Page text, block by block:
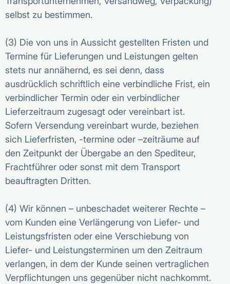
selbst zu bestimmen.
(3) Die von uns in Aussicht gestellten Fristen und
Termine für Lieferungen und Leistungen gelten
stets nur annähernd, es sei denn, dass
ausdrücklich schriftlich eine verbindliche Frist, ein
verbindlicher Termin oder ein verbindlicher
Lieferzeitraum zugesagt oder vereinbart ist.
Sofern Versendung vereinbart wurde, beziehen
sich Lieferfristen, -termine oder –zeiträume auf
den Zeitpunkt der Übergabe an den Spediteur,
Frachtführer oder sonst mit dem Transport
beauftragten Dritten.
(4) Wir können – unbeschadet weiterer Rechte –
vom Kunden eine Verlängerung von Liefer- und
Leistungsfristen oder eine Verschiebung von
Liefer- und Leistungsterminen um den Zeitraum
verlangen, in dem der Kunde seinen vertraglichen
Verpflichtungen uns gegenüber nicht nachkommt.